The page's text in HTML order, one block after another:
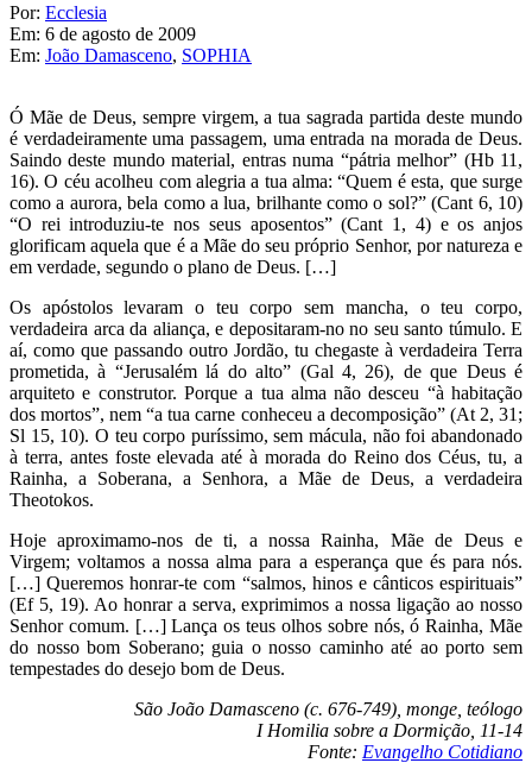
Por: Ecclesia
Em: 6 de agosto de 2009
Em: João Damasceno, SOPHIA
Ó Mãe de Deus, sempre virgem, a tua sagrada partida deste mundo
é verdadeiramente uma passagem, uma entrada na morada de Deus.
Saindo deste mundo material, entras numa “pátria melhor” (Hb 11,
16). O céu acolheu com alegria a tua alma: “Quem é esta, que surge
como a aurora, bela como a lua, brilhante como o sol?” (Cant 6, 10)
“O rei introduziu-te nos seus aposentos” (Cant 1, 4) e os anjos
glorificam aquela que é a Mãe do seu próprio Senhor, por natureza e
em verdade, segundo o plano de Deus. […]
Os apóstolos levaram o teu corpo sem mancha, o teu corpo,
verdadeira arca da aliança, e depositaram-no no seu santo túmulo. E
aí, como que passando outro Jordão, tu chegaste à verdadeira Terra
prometida, à “Jerusalém lá do alto” (Gal 4, 26), de que Deus é
arquiteto e construtor. Porque a tua alma não desceu “à habitação
dos mortos”, nem “a tua carne conheceu a decomposição” (At 2, 31;
Sl 15, 10). O teu corpo puríssimo, sem mácula, não foi abandonado
à terra, antes foste elevada até à morada do Reino dos Céus, tu, a
Rainha, a Soberana, a Senhora, a Mãe de Deus, a verdadeira
Theotokos.
Hoje aproximamo-nos de ti, a nossa Rainha, Mãe de Deus e
Virgem; voltamos a nossa alma para a esperança que és para nós.
[…] Queremos honrar-te com “salmos, hinos e cânticos espirituais”
(Ef 5, 19). Ao honrar a serva, exprimimos a nossa ligação ao nosso
Senhor comum. […] Lança os teus olhos sobre nós, ó Rainha, Mãe
do nosso bom Soberano; guia o nosso caminho até ao porto sem
tempestades do desejo bom de Deus.
São João Damasceno (c. 676-749), monge, teólogo
I Homilia sobre a Dormição, 11-14
Fonte: Evangelho Cotidiano